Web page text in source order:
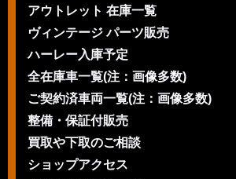
アウトレット 在庫一覧
ヴィンテージ パーツ販売
ハーレー入庫予定
全在庫車一覧(注：画像多数)
ご契約済車両一覧(注：画像多数)
整備・保証付販売
買取や下取のご相談
ショップアクセス